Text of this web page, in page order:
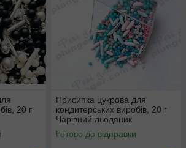
20 г
Присипка цукрова для
кондитерських виробів, 20 г
Чарівний льодяник
Готово до відправки